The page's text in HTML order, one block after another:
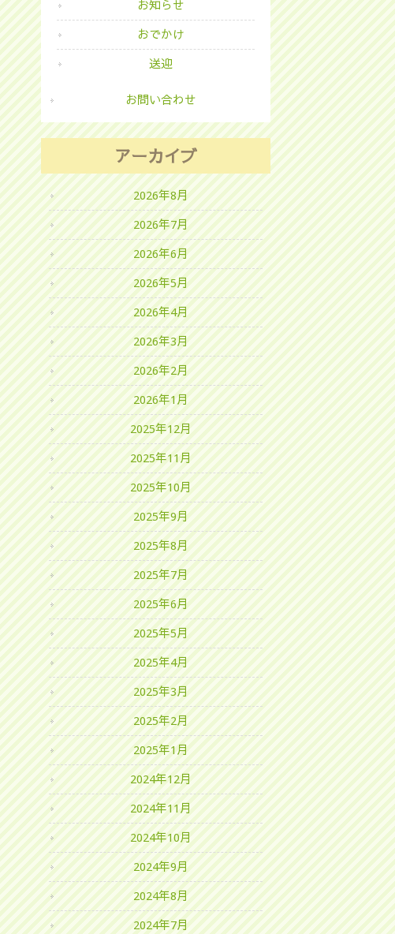
お知らせ
おでかけ
送迎
お問い合わせ
アーカイブ
2026年8月
2026年7月
2026年6月
2026年5月
2026年4月
2026年3月
2026年2月
2026年1月
2025年12月
2025年11月
2025年10月
2025年9月
2025年8月
2025年7月
2025年6月
2025年5月
2025年4月
2025年3月
2025年2月
2025年1月
2024年12月
2024年11月
2024年10月
2024年9月
2024年8月
2024年7月